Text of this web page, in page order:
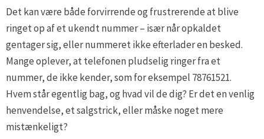
Det kan være både forvirrende og frustrerende at blive
ringet op af et ukendt nummer – især når opkaldet
gentager sig, eller nummeret ikke efterlader en besked.
Mange oplever, at telefonen pludselig ringer fra et
nummer, de ikke kender, som for eksempel 78761521.
Hvem står egentlig bag, og hvad vil de dig? Er det en venlig
henvendelse, et salgstrick, eller måske noget mere
mistænkeligt?